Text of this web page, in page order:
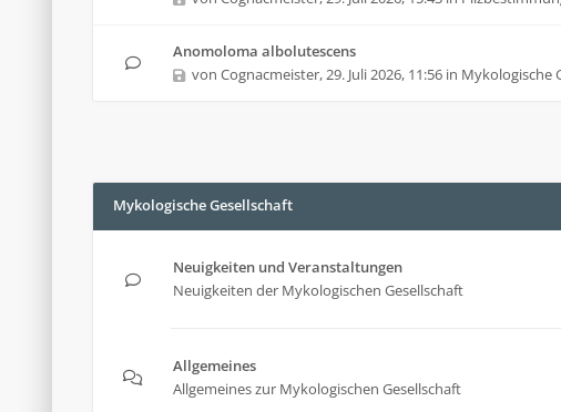
Anomoloma albolutescens
von Cognacmeister,29. Juli 2026, 11:56 in Mykologische
Mykologische Gesellschaft
Neuigkeiten und Veranstaltungen
Neuigkeiten der Mykologischen Gesellschaft
Allgemeines
Allgemeines zur Mykologischen Gesellschaft